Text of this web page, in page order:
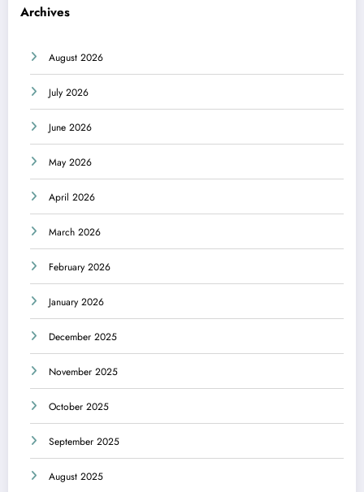
Archives
August 2026
July 2026
June 2026
May 2026
April 2026
March 2026
February 2026
January 2026
December 2025
November 2025
October 2025
September 2025
August 2025